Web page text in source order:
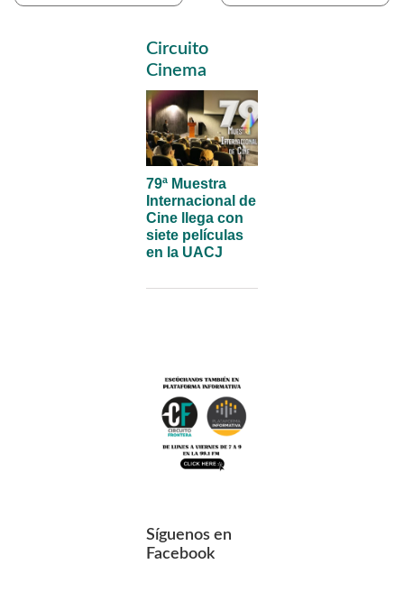
Primary
Sidebar
Circuito
Cinema
79ª Muestra
Internacional de
Cine llega con
siete películas
en la UACJ
Síguenos en
Facebook